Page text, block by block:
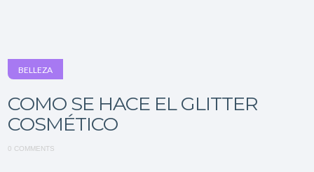
BELLEZA
COMO SE HACE EL GLITTER
COSMÉTICO
0 COMMENTS